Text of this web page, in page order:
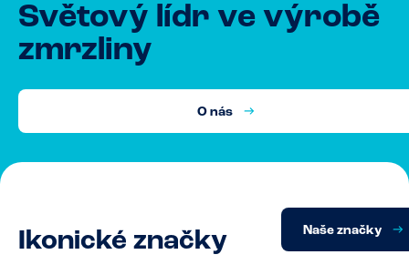
Světový lídr ve výrobě
zmrzliny
O nás
Ikonické značky Naše značky